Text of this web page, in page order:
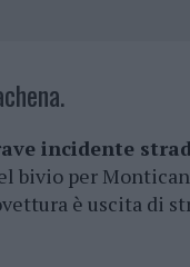
incidente
bivio per
è uscita di